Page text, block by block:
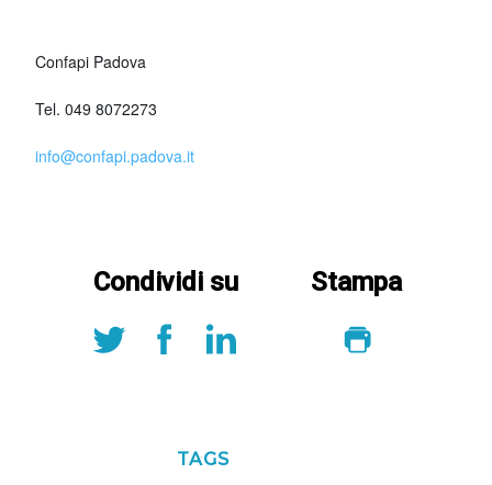
Confapi Padova
Tel. 049 8072273
info@confapi.padova.it
Condividi su Stampa
TAGS